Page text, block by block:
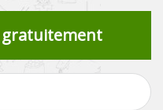
gratuitement